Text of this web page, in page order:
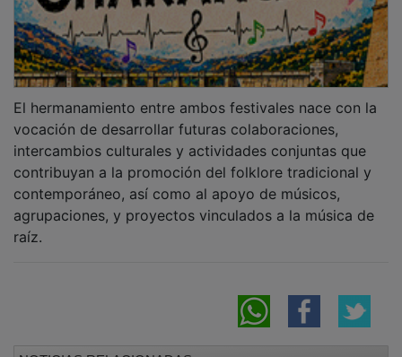
Los bomberos logran controlar el incendio
de palets en la campa de Marchamalo